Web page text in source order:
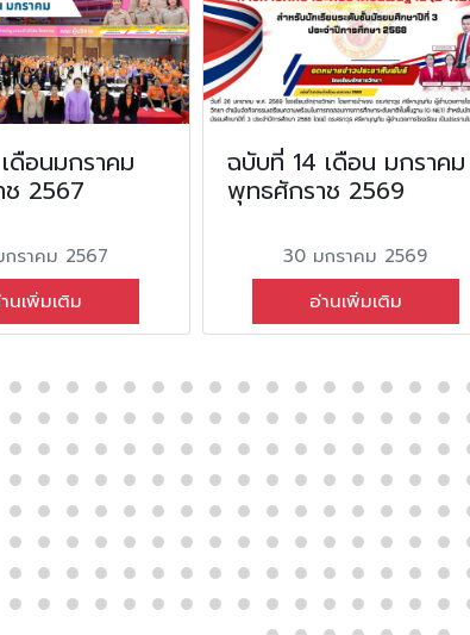
ดือนมกราคม
2567
ราคม 2567
นเพิ่มเติม
ฉบับที่ 14 เดือน มกราคม
พุทธศักราช 2569
30 มกราคม 2569
อ่านเพิ่มเติม